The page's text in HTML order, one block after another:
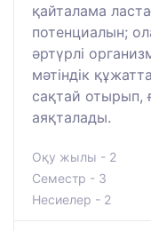
қайталама
потенциалын;
әртүрлі
мәтіндік
сақтай
аяқталады.
Оқу жылы - 2
Семестр - 3
Несиелер - 2